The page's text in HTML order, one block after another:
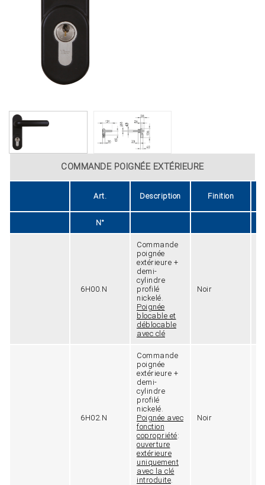
COMMANDE POIGNÉE EXTÉRIEURE
Art. Description Finition
N°
6H00.N
Commande
poignée
extérieure +
demi-
cylindre
profilé
nickelé.
Poignée
blocable et
déblocable
avec clé
Noir
6H02.N
Commande
poignée
extérieure +
demi-
cylindre
profilé
nickelé.
Poignée avec
fonction
copropriété:
ouverture
extérieure
uniquement
avec la clé
introduite.
Noir